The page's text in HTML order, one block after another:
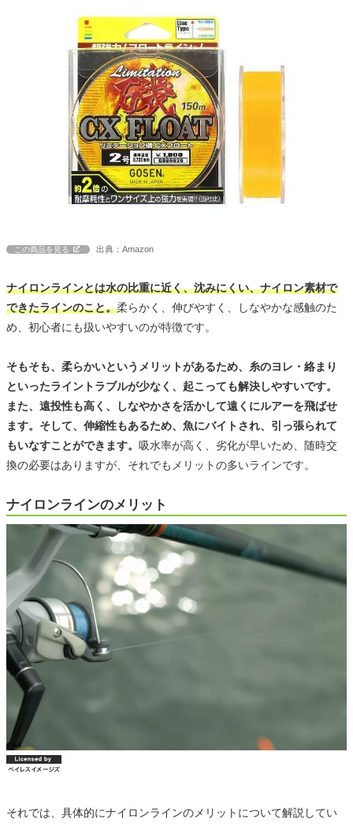
この商品を見る 出典：Amazon
ナイロンラインとは水の比重に近く、沈みにくい、ナイロン素材で
できたラインのこと。柔らかく、伸びやすく、しなやかな感触のた
め、初心者にも扱いやすいのが特徴です。
そもそも、柔らかいというメリットがあるため、糸のヨレ・絡まり
といったライントラブルが少なく、起こっても解決しやすいです。
また、遠投性も高く、しなやかさを活かして遠くにルアーを飛ばせ
ます。そして、伸縮性もあるため、魚にバイトされ、引っ張られて
もいなすことができます。 吸水率が高く、劣化が早いため、随時交
換の必要はありますが、それでもメリットの多いラインです。
ナイロンラインのメリット
それでは、具体的にナイロンラインのメリットについて解説してい